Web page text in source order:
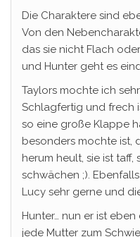
Die Charaktere sind
Von den
das sie nicht Flach
und Hunter geht es
Taylors mochte ich
Schlagfertig und frech
so eine große Klappe
besonders mochte ist,
herum heult, sie ist
schwächen ;).
Lucy sehr gerne und
Hunter… nun er ist
jede Mutter zum